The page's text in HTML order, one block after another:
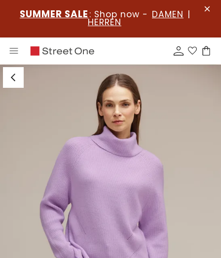
SUMMER SALE : Shop now - DAMEN |
HERREN